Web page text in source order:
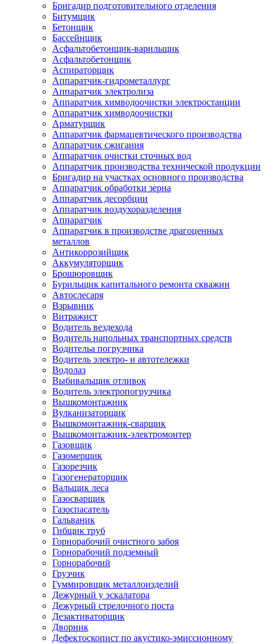
Бригадир подготовительного отделения
Битумщик
Бетонщик
Бассейнщик
Асфальтобетонщик-варильщик
Асфальтобетонщик
Аспираторщик
Аппаратчик-гидрометаллург
Аппаратчик электролиза
Аппаратчик химводоочистки электростанции
Аппаратчик химводоочистки
Арматурщик
Аппаратчик фармацевтического производства
Аппаратчик сжигания
Аппаратчик очистки сточных вод
Аппаратчик производства технической продукции
Бригадир на участках основного производства
Аппаратчик обработки зерна
Аппаратчик десорбции
Аппаратчик воздухоразделения
Аппаратчик
Аппаратчик в производстве драгоценных
металлов
Антикоррозийщик
Аккумуляторщик
Брошюровщик
Бурильщик капитального ремонта скважин
Автослесаря
Взрывник
Витражист
Водитель вездехода
Водитель напольных транспортных средств
Водительа погрузчика
Водитель электро- и автотележки
Водолаз
Выбивальщик отливок
Водитель электропогрузчика
Вышкомонтажник
Вулканизаторщик
Вышкомонтажник-сварщик
Вышкомонтажник-электромонтер
Газовщик
Газомерщик
Газорезчик
Газогенераторщик
Вальщик леса
Газосварщик
Газоспасатель
Гальваник
Гибщик труб
Горнорабочий очистного забоя
Горнорабочий подземный
Горнорабочий
Грузчик
Гуммировщик металлоизделий
Дежурный у эскалатора
Дежурный стрелочного поста
Дезактиваторщик
Дворник
Дефектоскопист по акустико-эмиссионному